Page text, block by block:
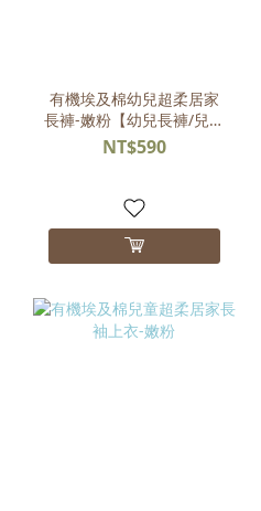
有機埃及棉幼兒超柔居家
長褲-嫩粉【幼兒長褲/兒童
長褲/兒童休閒褲】
NT$590